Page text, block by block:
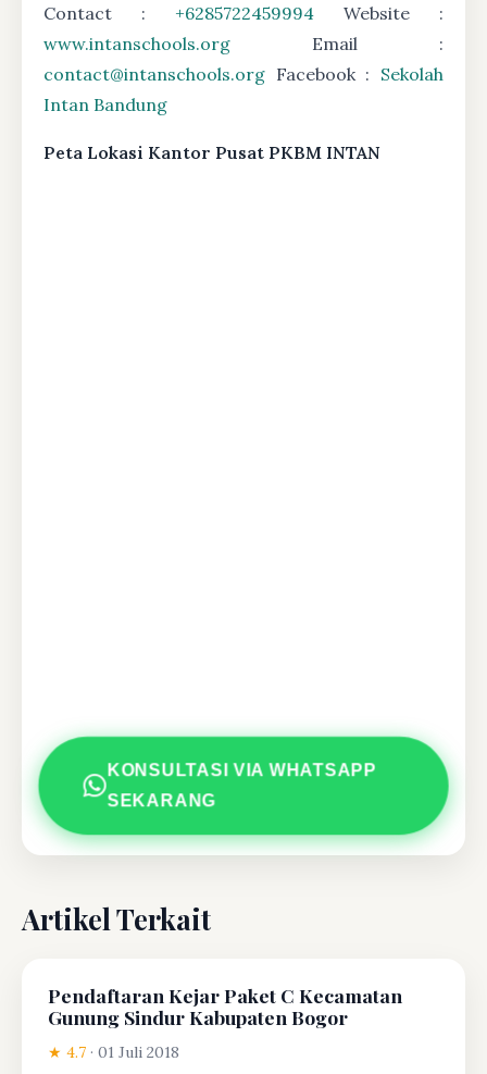
Contact : +6285722459994 Website :
www.intanschools.org Email :
contact@intanschools.org Facebook : Sekolah
Intan Bandung
Peta Lokasi Kantor Pusat PKBM INTAN
KONSULTASI VIA WHATSAPP
SEKARANG
Artikel Terkait
Pendaftaran Kejar Paket C Kecamatan
Gunung Sindur Kabupaten Bogor
★ 4.7 · 01 Juli 2018